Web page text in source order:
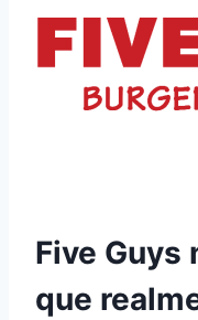
Five Guys
que